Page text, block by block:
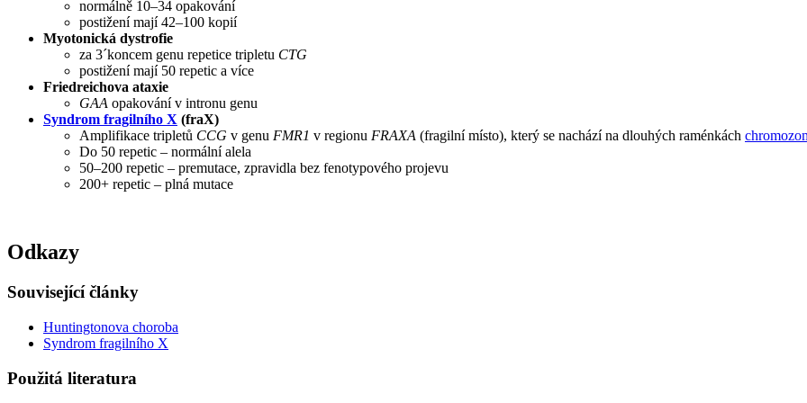
normálně 10–34 opakování
postižení mají 42–100 kopií
Myotonická dystrofie
za 3´koncem genu repetice tripletu CTG
postižení mají 50 repetic a více
Friedreichova ataxie
GAA opakování v intronu genu
Syndrom fragilního X (fraX)
Amplifikace tripletů CCG v genu FMR1 v regionu FRAXA (fragilní místo), který se nachází na dlouhých raménkách
Do 50 repetic – normální alela
50–200 repetic – premutace, zpravidla bez fenotypového projevu
200+ repetic – plná mutace
Odkazy
Související články
Huntingtonova choroba
Syndrom fragilního X
Použitá literatura